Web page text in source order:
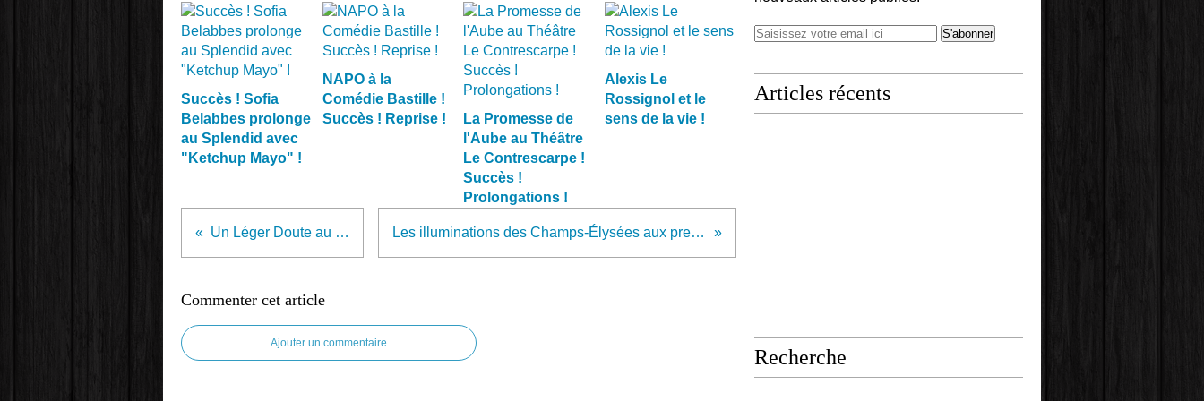
Succès ! Sofia
Belabbes prolonge
au Splendid avec
"Ketchup Mayo" !
NAPO à la
Comédie Bastille !
Succès ! Reprise !
La Promesse de
l'Aube au Théâtre
Le Contrescarpe !
Succès !
Prolongations !
Alexis Le
Rossignol et le
sens de la vie !
Un Léger Doute au Théâtre de La Renaissance ! Les illuminations des Champs-Élysées aux premières loges au Restaurant Laurier - Maison Mavrommatis !
Commenter cet article
Ajouter un commentaire
Articles récents
Recherche